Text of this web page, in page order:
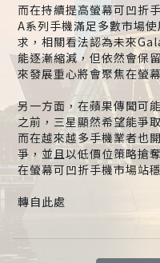
而在持續提高螢幕可凹折
A系列手機滿足多數市場
求，相關看法認為未來
能逐漸縮減，但依然會保
來發展重心將會聚焦在螢
另一方面，在蘋果傳聞可
之前，三星顯然希望能爭
而在越來越多手機業者也
爭，並且以低價位策略搶
在螢幕可凹折手機市場站
轉自此處